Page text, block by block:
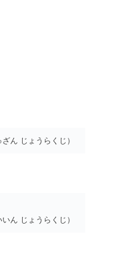
ん じょうらくじ）
ん じょうらくじ）